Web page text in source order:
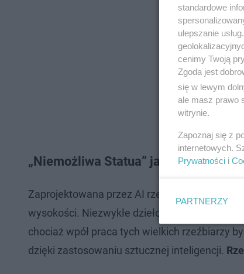
„Niemożliwa Statua” jak wygląda
Zaprojektowana przez AI rzeźba została
wysokości. Niezwykłe dzieło sztucznej
chociaż wpół praca tych wielkich rzeźbiarzy
dzięki zastosowaniu sztucznej inteligencji.
standardowe
ulepszanie
cenimy Twoją
Zgoda jest
się w lewym
ale masz prawo
witrynie.
Zapoznaj się z
internetowych.
Prywatności i
PARTNERZY